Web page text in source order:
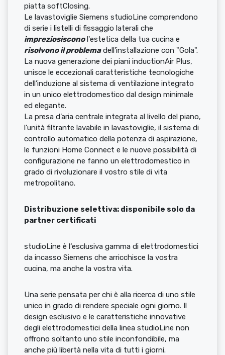
piatta softClosing.
Le lavastoviglie Siemens studioLine comprendono
di serie i listelli di fissaggio laterali che
impreziosisconol'estetica della tua cucina e
risolvono il problemadell'installazione con "Gola".
La nuova generazione dei piani inductionAir Plus,
unisce le eccezionali caratteristiche tecnologiche
dell’induzione al sistema di ventilazione integrato
in un unico elettrodomestico dal design minimale
ed elegante.
La presa d’aria centrale integrata al livello del piano,
l’unità filtrante lavabile in lavastoviglie, il sistema di
controllo automatico della potenza di aspirazione,
le funzioni Home Connect e le nuove possibilità di
configurazione ne fanno un elettrodomestico in
grado di rivoluzionare il vostro stile di vita
metropolitano.
Distribuzione selettiva: disponibile solo da
partner certificati
studioLine è l‘esclusiva gamma di elettrodomestici
da incasso Siemens che arricchisce la vostra
cucina, ma anche la vostra vita.
Una serie pensata per chi è alla ricerca di uno stile
unico in grado di rendere speciale ogni giorno. Il
design esclusivo e le caratteristiche innovative
degli elettrodomestici della linea studioLine non
offrono soltanto uno stile inconfondibile, ma
anche più libertà nella vita di tutti i giorni.